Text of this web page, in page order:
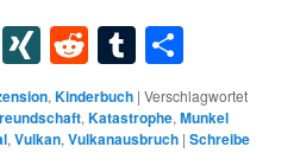
Pinterest
XINGRedditTumblr
,Kinderbuch |Verschlagwortet
,Katastrophe,Munkel
,Vulkan,Vulkanausbruch |Schreibe